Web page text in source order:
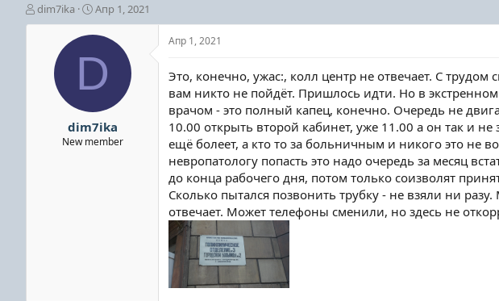
А
в
dim7ika
Д
а
т
н
а
а
л
а
Апр 1, 2021
D
dim7ika
New member
Апр 1, 2021
Это, конечно, ужас:, колл центр не отвечает. С трудом
вам никто не пойдёт. Пришлось идти. Но в
врачом - это полный капец, конечно. Очередь не
10.00 открыть второй кабинет, уже 11.00 а он так и
ещё болеет, а кто то за больничным и никого это не
невропатологу попасть это надо очередь за месяц
до конца рабочего дня, потом только соизволят
Сколько пытался позвонить трубку - не взяли ни
отвечает. Может телефоны сменили, но здесь не